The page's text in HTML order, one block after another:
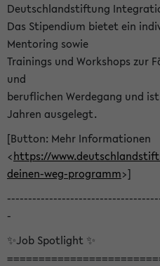
Deutschlandstiftung
Das Stipendium bietet ein
Mentoring sowie
Trainings und Workshops zur
und
beruflichen Werdegang und
Jahren ausgelegt.
[Button: Mehr Informationen
<https://
deinen-weg-programm>]
-
✨Job Spotlight ✨